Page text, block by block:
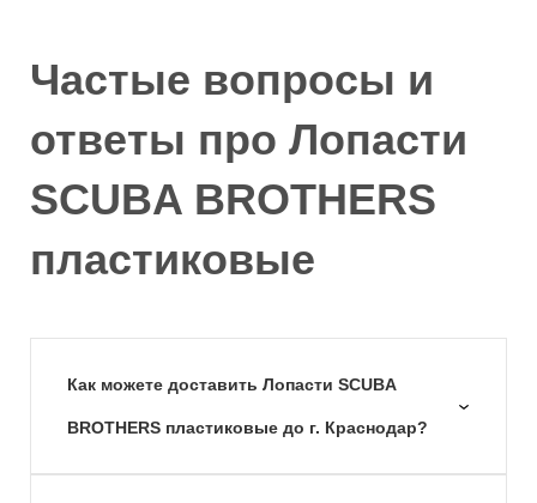
Частые вопросы и
ответы про Лопасти
SCUBA BROTHERS
пластиковые
Как можете доставить Лопасти SCUBA
BROTHERS пластиковые до г. Краснодар?